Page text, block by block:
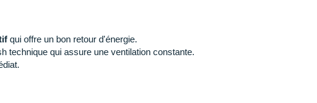
qui offre un bon retour d'énergie.
technique qui assure une ventilation constante.